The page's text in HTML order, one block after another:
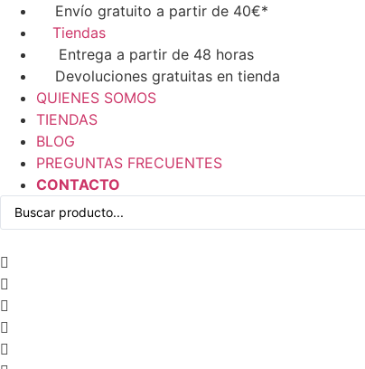
contenido
Envío gratuito a partir de 40€*
Tiendas
Entrega a partir de 48 horas
Devoluciones gratuitas en tienda
QUIENES SOMOS
TIENDAS
BLOG
PREGUNTAS FRECUENTES
CONTACTO
Search